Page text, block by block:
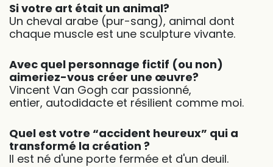
Si votre art était un animal?
Un cheval arabe (pur-sang), animal dont
chaque muscle est une sculpture vivante.
Avec quel personnage fictif (ou non)
aimeriez-vous créer une œuvre?
Vincent Van Gogh car passionné,
entier, autodidacte et résilient comme moi.
Quel est votre “accident heureux” qui a
transformé la création ?
Il est né d'une porte fermée et d'un deuil.